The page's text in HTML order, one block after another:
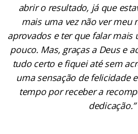
abrir o resultado, já que
mais uma vez não ver meu
aprovados e ter que falar mais
pouco. Mas, graças a Deus e
tudo certo e fiquei até sem
uma sensação de felicidade
tempo por receber a
dedicação.”